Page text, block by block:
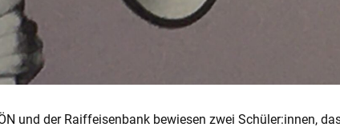
und der Raiffeisenbank bewiesen zwei Schüler:innen,